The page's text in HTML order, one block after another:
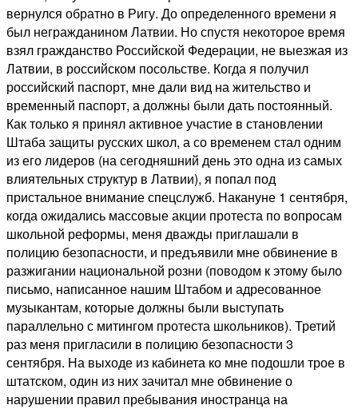
вернулся обратно в Ригу. До определенного времени я
был негражданином Латвии. Но спустя некоторое время
взял гражданство Российской Федерации, не выезжая из
Латвии, в российском посольстве. Когда я получил
российский паспорт, мне дали вид на жительство и
временный паспорт, а должны были дать постоянный.
Как только я принял активное участие в становлении
Штаба защиты русских школ, а со временем стал одним
из его лидеров (на сегодняшний день это одна из самых
влиятельных структур в Латвии), я попал под
пристальное внимание спецслужб. Накануне 1 сентября,
когда ожидались массовые акции протеста по вопросам
школьной реформы, меня дважды приглашали в
полицию безопасности, и предъявили мне обвинение в
разжигании национальной розни (поводом к этому было
письмо, написанное нашим Штабом и адресованное
музыкантам, которые должны были выступать
параллельно с митингом протеста школьников). Третий
раз меня пригласили в полицию безопасности 3
сентября. На выходе из кабинета ко мне подошли трое в
штатском, один из них зачитал мне обвинение о
нарушении правил пребывания иностранца на